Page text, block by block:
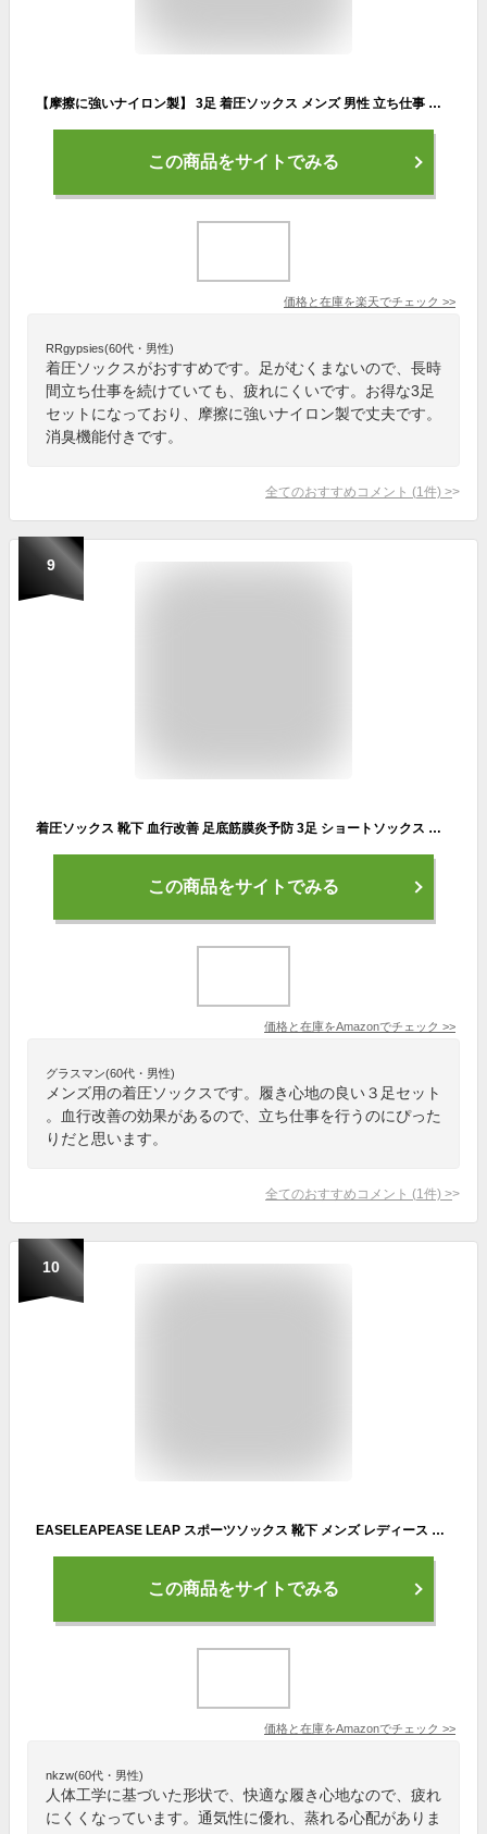
【摩擦に強いナイロン製】 3足 着圧ソックス メンズ 男性 立ち仕事 立ち 仕事 疲れ ない 飛行機 ビジネス 弾性ストッキング 破れにくい 破れ にくい 着 圧 消臭 ハイソックス ナイロン 靴下 ビジネスソックス 臭わない 消臭靴下 蒸れない 丈夫な靴下 足 が 臭く ならない
この商品をサイトでみる
価格と在庫を楽天でチェック >>
RRgypsies(60代・男性)
着圧ソックスがおすすめです。足がむくまないので、長時
間立ち仕事を続けていても、疲れにくいです。お得な3足
セットになっており、摩擦に強いナイロン製で丈夫です。
消臭機能付きです。
全てのおすすめコメント (1 件) >
9
着圧ソックス 靴下 血行改善 足底筋膜炎予防 3足 ショートソックス スポーツソックス トレーニング アウトドア靴下 メンズ レディース スポーツ用
この商品をサイトでみる
価格と在庫をAmazonでチェック >>
グラスマン(60代・男性)
メンズ用の着圧ソックスです。履き心地の良い３足セット
。血行改善の効果があるので、立ち仕事を行うのにぴった
りだと思います。
全てのおすすめコメント (1 件) >
10
EASELEAPEASE LEAP スポーツソックス 靴下 メンズ レディース くるぶし 高級綿 通気性 臭わない 抗菌防臭 吸汗速乾 サッカー ソックス スニーカー 男女兼用 春夏秋冬 四季適用 24～28cm 6足セット ブラックブラック
この商品をサイトでみる
価格と在庫をAmazonでチェック >>
nkzw(60代・男性)
人体工学に基づいた形状で、快適な履き心地なので、疲れ
にくくなっています。通気性に優れ、蒸れる心配がありま